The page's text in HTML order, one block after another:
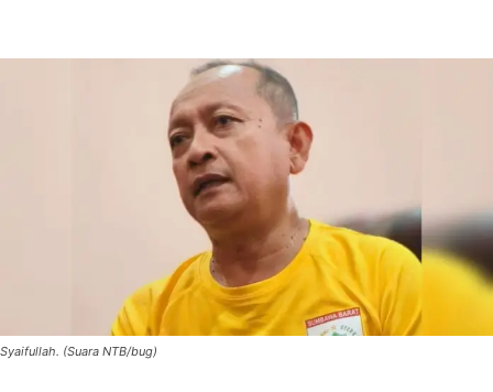
Syaifullah. (Suara NTB/bug)